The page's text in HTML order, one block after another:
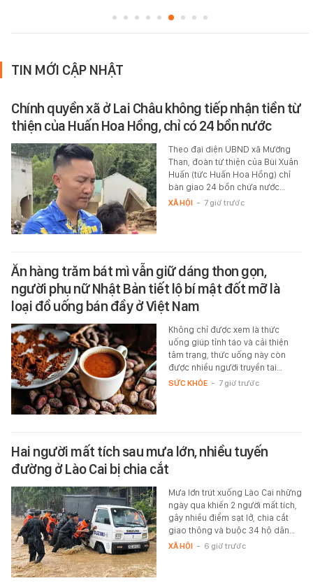
TIN MỚI CẬP NHẬT
Chính quyền xã ở Lai Châu không tiếp nhận tiền từ
thiện của Huấn Hoa Hồng, chỉ có 24 bồn nước
Theo đại diện UBND xã Mường
Than, đoàn từ thiện của Bùi Xuân
Huấn (tức Huấn Hoa Hồng) chỉ
bàn giao 24 bồn chứa nước…
XÃ HỘI - 7 giờ trước
Ăn hàng trăm bát mì vẫn giữ dáng thon gọn,
người phụ nữ Nhật Bản tiết lộ bí mật đốt mỡ là
loại đồ uống bán đầy ở Việt Nam
Không chỉ được xem là thức
uống giúp tỉnh táo và cải thiện
tâm trạng, thức uống này còn
được nhiều người truyền tai…
SỨC KHỎE - 7 giờ trước
Hai người mất tích sau mưa lớn, nhiều tuyến
đường ở Lào Cai bị chia cắt
Mưa lớn trút xuống Lào Cai những
ngày qua khiến 2 người mất tích,
gây nhiều điểm sạt lở, chia cắt
giao thông và buộc 34 hộ dân…
XÃ HỘI - 6 giờ trước